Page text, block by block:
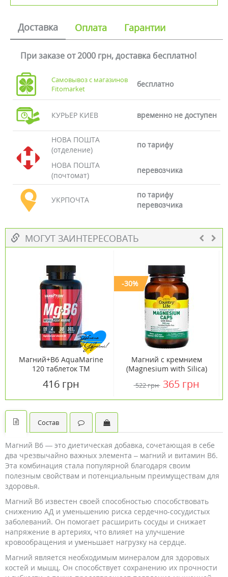
Доставка Оплата Гарантии
При заказе от 2000 грн, доставка бесплатно!
Самовывоз с магазинов
Fitomarket
бесплатно
КУРЬЕР КИЕВ временно не доступен
НОВА ПОШТА
(отделение)
по тарифу
НОВА ПОШТА
(почтомат)
перевозчика
УКРПОЧТА
по тарифу
перевозчика
МОГУТ ЗАИНТЕРЕСОВАТЬ
Магний+B6 AquaMarine
120 таблеток ТМ
416 грн
-30%
Магний с кремнием
(Magnesium with Silica)
Кантри Лайф / Country
522 грн 365 грн
Состав
Магний B6 — это диетическая добавка, сочетающая в себе
два чрезвычайно важных элемента – магний и витамин В6.
Эта комбинация стала популярной благодаря своим
полезным свойствам и потенциальным преимуществам для
здоровья.
Магний B6 известен своей способностью способствовать
снижению АД и уменьшению риска сердечно-сосудистых
заболеваний. Он помогает расширить сосуды и снижает
напряжение в артериях, что влияет на улучшение
кровообращения и уменьшает нагрузку на сердце.
Магний является необходимым минералом для здоровых
костей и мышц. Он способствует сохранению их прочности